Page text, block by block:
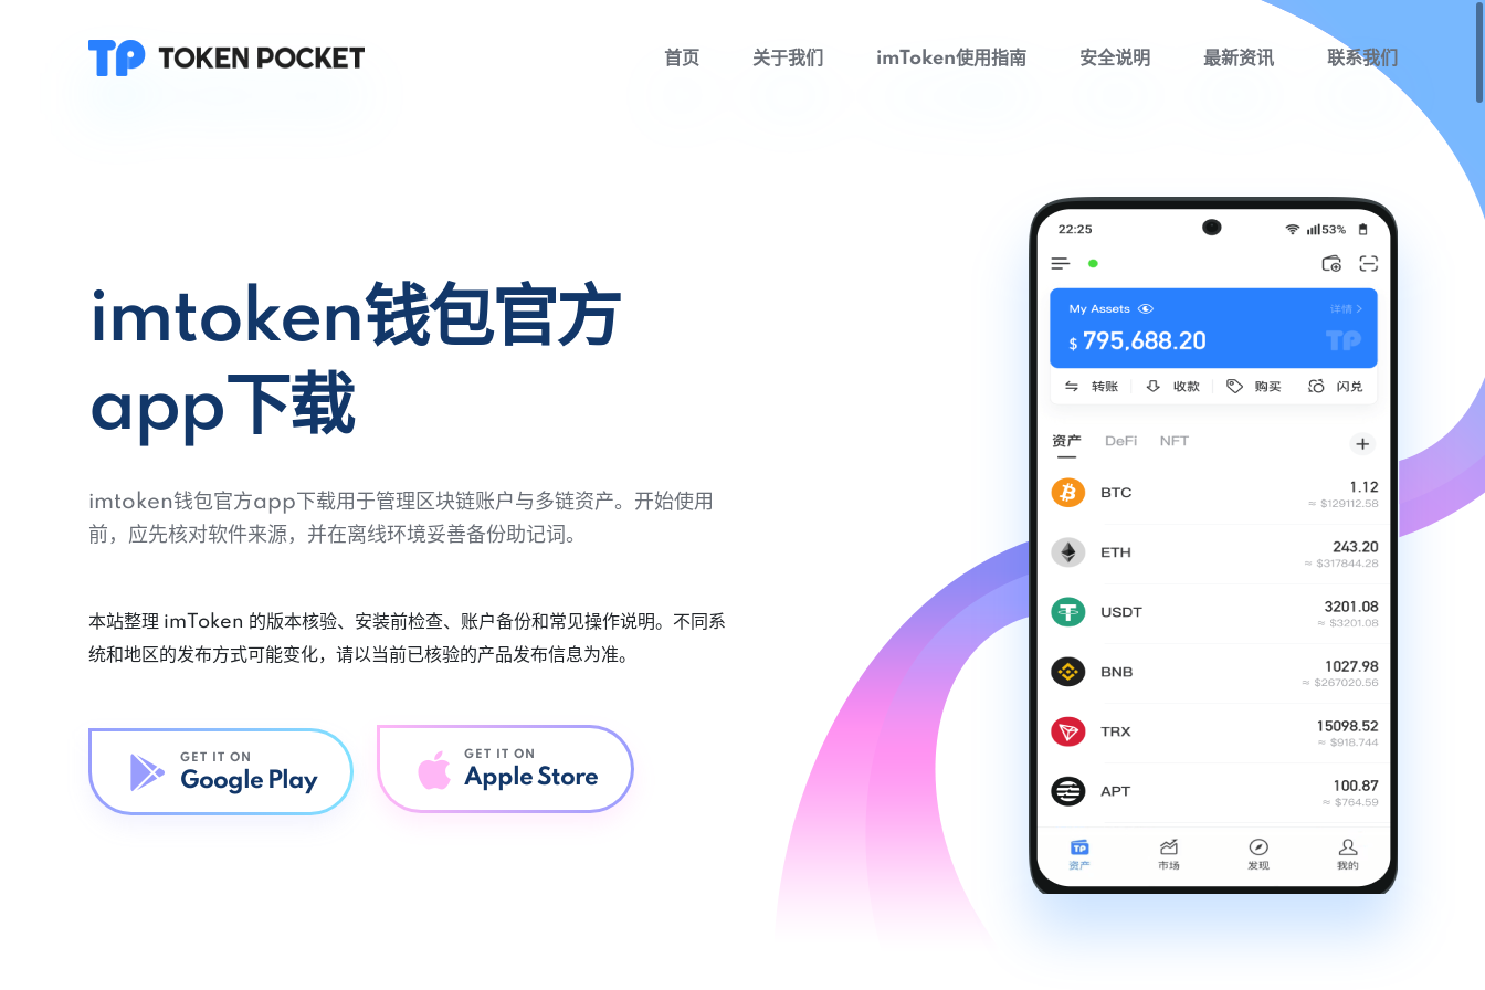
首页 关于我们 imToken使用指南 安全说明 最新资讯 联系我们
imtoken钱包官方
app下载
imtoken钱包官方app下载用于管理区块链账户与多链资产。开始使用
前，应先核对软件来源，并在离线环境妥善备份助记词。
本站整理 imToken 的版本核验、安装前检查、账户备份和常见操作说明。不同系
统和地区的发布方式可能变化，请以当前已核验的产品发布信息为准。
GET IT ON
Google Play
GET IT ON
Apple Store